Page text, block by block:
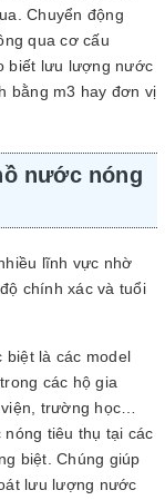
Chuyển động
qua cơ cấu
biết lưu lượng nước
bằng m3 hay đơn vị
nước nóng
lĩnh vực nhờ
chính xác và tuổi
biệt là các model
các hộ gia
trường học…
tiêu thụ tại các
biệt. Chúng giúp
lưu lượng nước